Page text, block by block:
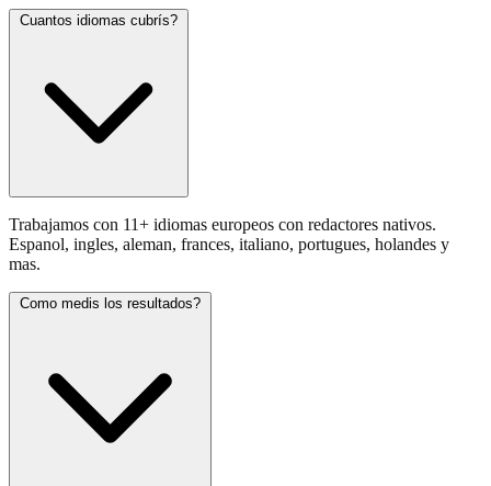
Cuantos idiomas cubrís?
Trabajamos con 11+ idiomas europeos con redactores nativos.
Espanol, ingles, aleman, frances, italiano, portugues, holandes y
mas.
Como medis los resultados?